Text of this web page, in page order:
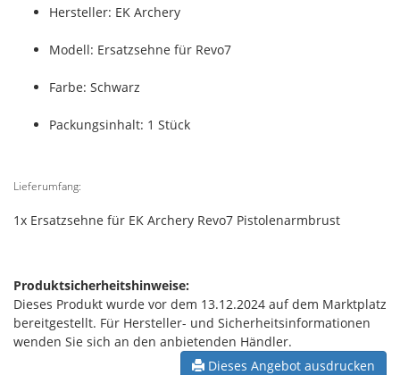
Hersteller: EK Archery
Modell: Ersatzsehne für Revo7
Farbe: Schwarz
Packungsinhalt: 1 Stück
Lieferumfang:
1x Ersatzsehne für EK Archery Revo7 Pistolenarmbrust
Produktsicherheitshinweise:
Dieses Produkt wurde vor dem 13.12.2024 auf dem Marktplatz
bereitgestellt. Für Hersteller- und Sicherheitsinformationen
wenden Sie sich an den anbietenden Händler.
Dieses Angebot ausdrucken